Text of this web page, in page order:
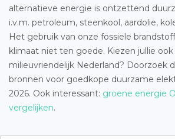
alternatieve energie is ontzettend
i.v.m. petroleum, steenkool, aardolie,
Het gebruik van onze fossiele
klimaat niet ten goede. Kiezen jullie
milieuvriendelijk Nederland? Doorzoek
bronnen voor goedkope duurzame
2026. Ook interessant: groene energie
vergelijken.